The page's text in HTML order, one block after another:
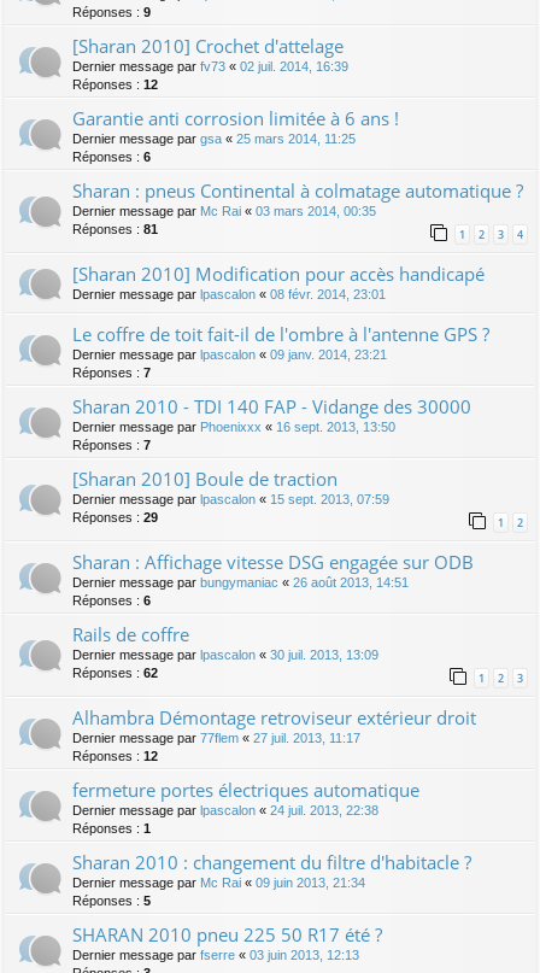
Réponses : 9
[Sharan 2010] Crochet d'attelage
Dernier message par fv73 « 02 juil. 2014, 16:39
Réponses : 12
Garantie anti corrosion limitée à 6 ans !
Dernier message par gsa « 25 mars 2014, 11:25
Réponses : 6
Sharan : pneus Continental à colmatage automatique ?
Dernier message par Mc Rai « 03 mars 2014, 00:35
Réponses : 81 1 2 3 4
[Sharan 2010] Modification pour accès handicapé
Dernier message par lpascalon « 08 févr. 2014, 23:01
Le coffre de toit fait-il de l'ombre à l'antenne GPS ?
Dernier message par lpascalon « 09 janv. 2014, 23:21
Réponses : 7
Sharan 2010 - TDI 140 FAP - Vidange des 30000
Dernier message par Phoenixxx « 16 sept. 2013, 13:50
Réponses : 7
[Sharan 2010] Boule de traction
Dernier message par lpascalon « 15 sept. 2013, 07:59
Réponses : 29 1 2
Sharan : Affichage vitesse DSG engagée sur ODB
Dernier message par bungymaniac « 26 août 2013, 14:51
Réponses : 6
Rails de coffre
Dernier message par lpascalon « 30 juil. 2013, 13:09
Réponses : 62 1 2 3
Alhambra Démontage retroviseur extérieur droit
Dernier message par 77flem « 27 juil. 2013, 11:17
Réponses : 12
fermeture portes électriques automatique
Dernier message par lpascalon « 24 juil. 2013, 22:38
Réponses : 1
Sharan 2010 : changement du filtre d'habitacle ?
Dernier message par Mc Rai « 09 juin 2013, 21:34
Réponses : 5
SHARAN 2010 pneu 225 50 R17 été ?
Dernier message par fserre « 03 juin 2013, 12:13